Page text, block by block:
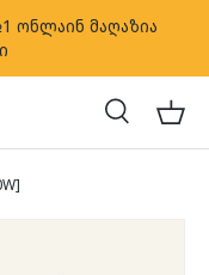
ონლაინ მაღაზია
ძებნა
გადასვლა